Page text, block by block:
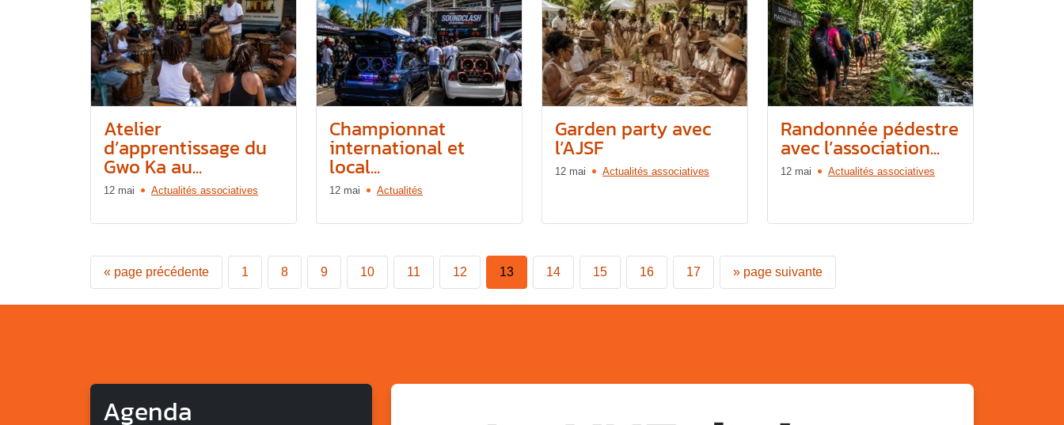
Atelier
d’apprentissage du
Gwo Ka au...
12 mai Actualités associatives
Championnat
international et
local...
12 mai Actualités
Garden party avec
l’AJSF
12 mai Actualités associatives
Randonnée pédestre
avec l’association...
12 mai Actualités associatives
« page précédente 1 8 9 10 11 12 13 14 15 16 17 » page suivante
Agenda